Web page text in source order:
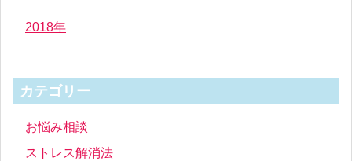
2018年
カテゴリー
お悩み相談
ストレス解消法